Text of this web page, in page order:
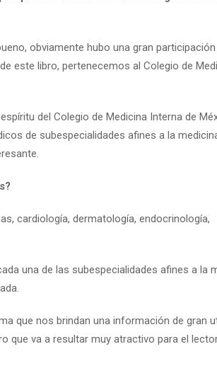
obviamente hubo una gran
este libro, pertenecemos al Colegio de
del Colegio de Medicina Interna de
de subespecialidades afines a la
cardiología, dermatología, endocrinología,
una de las subespecialidades afines a la
que nos brindan una información de gran
que va a resultar muy atractivo para el